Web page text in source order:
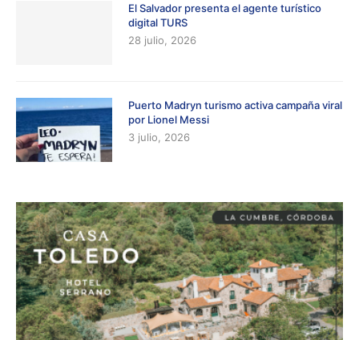
El Salvador presenta el agente turístico
digital TURS
28 julio, 2026
Puerto Madryn turismo activa campaña viral
por Lionel Messi
3 julio, 2026